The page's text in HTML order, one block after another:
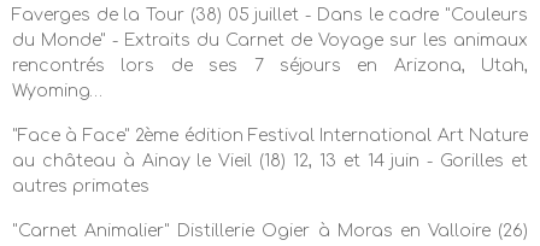
Faverges de la Tour (38) 05 juillet - Dans le cadre "Couleurs
du Monde" - Extraits du Carnet de Voyage sur les animaux
rencontrés lors de ses 7 séjours en Arizona, Utah,
Wyoming…
"Face à Face" 2ème édition Festival International Art Nature
au château à Ainay le Vieil (18) 12, 13 et 14 juin - Gorilles et
autres primates
"Carnet Animalier" Distillerie Ogier à Moras en Valloire (26)